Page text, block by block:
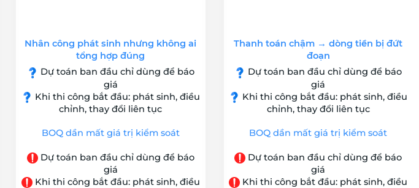
Nhân công phát sinh nhưng không ai
tổng hợp đúng
Dự toán ban đầu chỉ dùng để báo
giá
Khi thi công bắt đầu: phát sinh, điều
chỉnh, thay đổi liên tục
BOQ dần mất giá trị kiểm soát
Dự toán ban đầu chỉ dùng để báo
giá
Khi thi công bắt đầu: phát sinh, điều
Thanh toán chậm → dòng tiền bị đứt
đoạn
Dự toán ban đầu chỉ dùng để báo
giá
Khi thi công bắt đầu: phát sinh, điều
chỉnh, thay đổi liên tục
BOQ dần mất giá trị kiểm soát
Dự toán ban đầu chỉ dùng để báo
giá
Khi thi công bắt đầu: phát sinh, điều